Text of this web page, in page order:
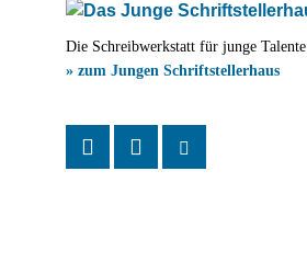
Die Schreibwerkstatt für junge Talente
» zum Jungen Schriftstellerhaus